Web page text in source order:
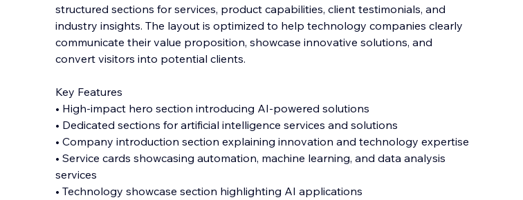
structured sections for services, product capabilities, client testimonials, and
industry insights. The layout is optimized to help technology companies clearly
communicate their value proposition, showcase innovative solutions, and
convert visitors into potential clients.
Key Features
• High-impact hero section introducing AI-powered solutions
• Dedicated sections for artificial intelligence services and solutions
• Company introduction section explaining innovation and technology expertise
• Service cards showcasing automation, machine learning, and data analysis
services
• Technology showcase section highlighting AI applications